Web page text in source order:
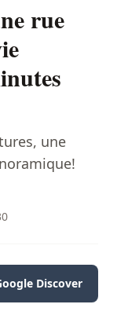
rue
une
Discover